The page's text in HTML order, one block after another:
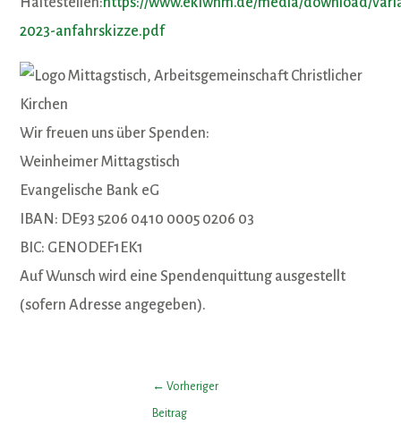
2023-anfahrskizze.pdf
Wir freuen uns über Spenden:
Weinheimer Mittagstisch
Evangelische Bank eG
IBAN: DE93 5206 0410 0005 0206 03
BIC: GENODEF1EK1
Auf Wunsch wird eine Spendenquittung ausgestellt
(sofern Adresse angegeben).
←Vorheriger
Beitrag